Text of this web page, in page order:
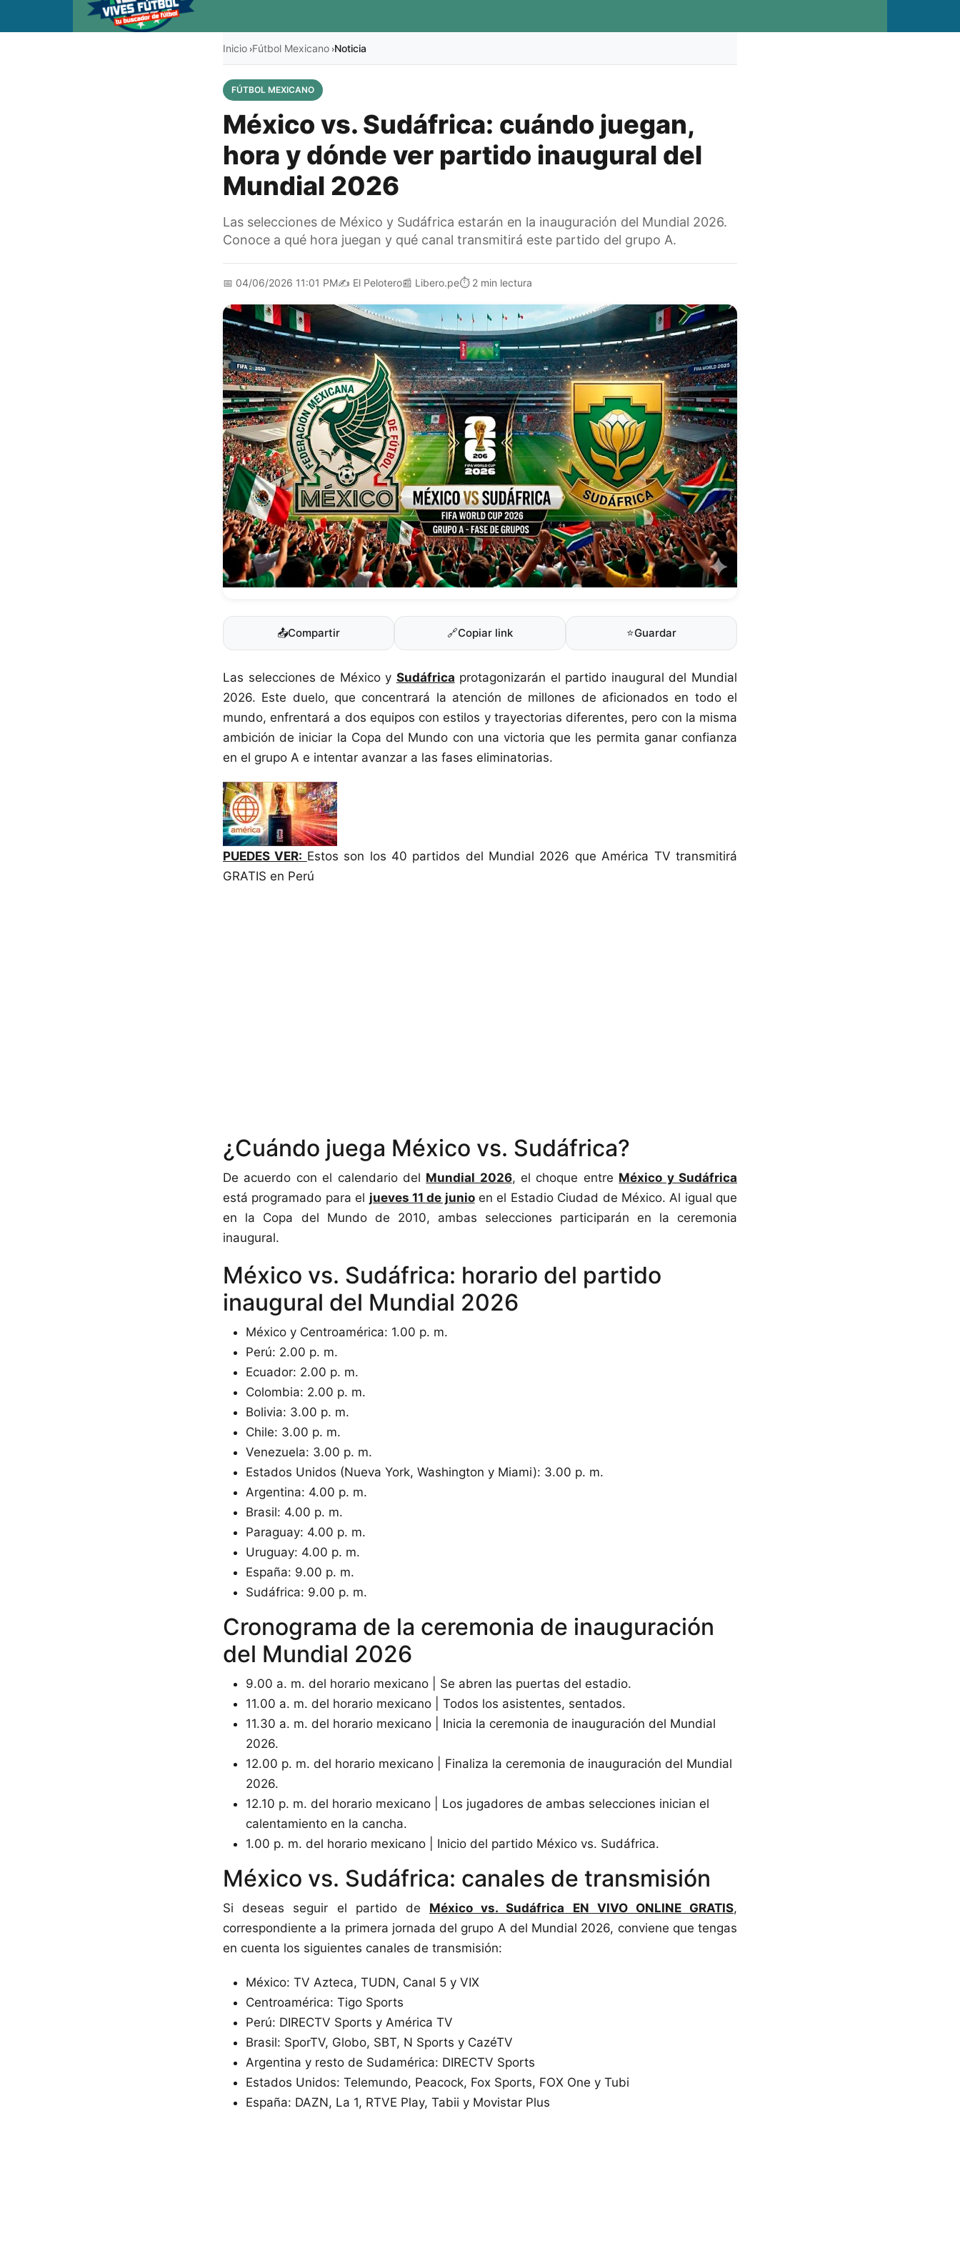
Inicio ›Fútbol Mexicano ›Noticia
FÚTBOL MEXICANO
México vs. Sudáfrica: cuándo juegan,
hora y dónde ver partido inaugural del
Mundial 2026
Las selecciones de México y Sudáfrica estarán en la inauguración del Mundial 2026.
Conoce a qué hora juegan y qué canal transmitirá este partido del grupo A.
📅 04/06/2026 11:01 PM✍️ El Pelotero📰 Libero.pe⏱️ 2 min lectura
📤Compartir 🔗Copiar link ⭐Guardar
Las selecciones de México y Sudáfrica protagonizarán el partido inaugural del Mundial
2026. Este duelo, que concentrará la atención de millones de aficionados en todo el
mundo, enfrentará a dos equipos con estilos y trayectorias diferentes, pero con la misma
ambición de iniciar la Copa del Mundo con una victoria que les permita ganar confianza
en el grupo A e intentar avanzar a las fases eliminatorias.
PUEDES VER: Estos son los 40 partidos del Mundial 2026 que América TV transmitirá
GRATIS en Perú
¿Cuándo juega México vs. Sudáfrica?
De acuerdo con el calendario del Mundial 2026, el choque entre México y Sudáfrica
está programado para el jueves 11 de junioen el Estadio Ciudad de México. Al igual que
en la Copa del Mundo de 2010, ambas selecciones participarán en la ceremonia
inaugural.
México vs. Sudáfrica: horario del partido
inaugural del Mundial 2026
México y Centroamérica: 1.00 p. m.
Perú: 2.00 p. m.
Ecuador: 2.00 p. m.
Colombia: 2.00 p. m.
Bolivia: 3.00 p. m.
Chile: 3.00 p. m.
Venezuela: 3.00 p. m.
Estados Unidos (Nueva York, Washington y Miami): 3.00 p. m.
Argentina: 4.00 p. m.
Brasil: 4.00 p. m.
Paraguay: 4.00 p. m.
Uruguay: 4.00 p. m.
España: 9.00 p. m.
Sudáfrica: 9.00 p. m.
Cronograma de la ceremonia de inauguración
del Mundial 2026
9.00 a. m. del horario mexicano | Se abren las puertas del estadio.
11.00 a. m. del horario mexicano | Todos los asistentes, sentados.
11.30 a. m. del horario mexicano | Inicia la ceremonia de inauguración del Mundial
2026.
12.00 p. m. del horario mexicano | Finaliza la ceremonia de inauguración del Mundial
2026.
12.10 p. m. del horario mexicano | Los jugadores de ambas selecciones inician el
calentamiento en la cancha.
1.00 p. m. del horario mexicano | Inicio del partido México vs. Sudáfrica.
México vs. Sudáfrica: canales de transmisión
Si deseas seguir el partido de México vs. Sudáfrica EN VIVO ONLINE GRATIS,
correspondiente a la primera jornada del grupo A del Mundial 2026, conviene que tengas
en cuenta los siguientes canales de transmisión:
México: TV Azteca, TUDN, Canal 5 y VIX
Centroamérica: Tigo Sports
Perú: DIRECTV Sports y América TV
Brasil: SporTV, Globo, SBT, N Sports y CazéTV
Argentina y resto de Sudamérica: DIRECTV Sports
Estados Unidos: Telemundo, Peacock, Fox Sports, FOX One y Tubi
España: DAZN, La 1, RTVE Play, Tabii y Movistar Plus